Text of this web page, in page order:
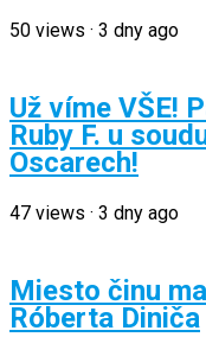
50 views · 3 dny ago
Už víme VŠE!
Ruby F. u
Oscarech!
47 views · 3 dny ago
Miesto činu
Róberta Diniča